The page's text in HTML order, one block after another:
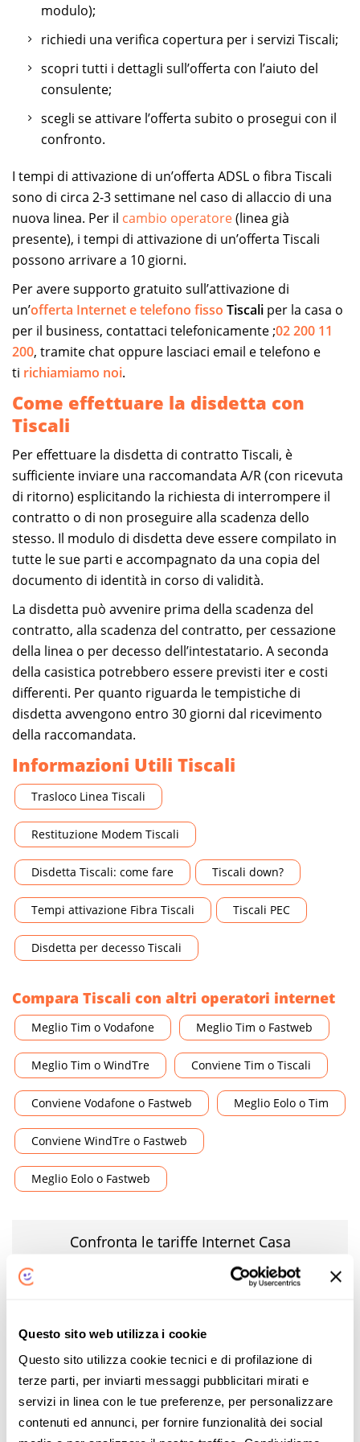
Questo sito web utilizza i cookie
Questo sito utilizza cookie tecnici e di profilazione di
terze parti, per inviarti messaggi pubblicitari mirati e
servizi in linea con le tue preferenze, per personalizzare
contenuti ed annunci, per fornire funzionalità dei social
modulo);
richiedi una verifica copertura per i servizi Tiscali;
scopri tutti i dettagli sull’offerta con l’aiuto del
consulente;
scegli se attivare l’offerta subito o prosegui con il
confronto.
I tempi di attivazione di un’offerta ADSL o fibra Tiscali
sono di circa 2-3 settimane nel caso di allaccio di una
nuova linea. Per il cambio operatore(linea già
presente), i tempi di attivazione di un’offerta Tiscali
possono arrivare a 10 giorni.
Per avere supporto gratuito sull’attivazione di
un’offerta Internet e telefono fisso Tiscali per la casa o
per il business, contattaci telefonicamente ;02 200 11
200, tramite chat oppure lasciaci email e telefono e
ti richiamiamo noi.
Come effettuare la disdetta con
Tiscali
Per effettuare la disdetta di contratto Tiscali, è
sufficiente inviare una raccomandata A/R (con ricevuta
di ritorno) esplicitando la richiesta di interrompere il
contratto o di non proseguire alla scadenza dello
stesso. Il modulo di disdetta deve essere compilato in
tutte le sue parti e accompagnato da una copia del
documento di identità in corso di validità.
La disdetta può avvenire prima della scadenza del
contratto, alla scadenza del contratto, per cessazione
della linea o per decesso dell’intestatario. A seconda
della casistica potrebbero essere previsti iter e costi
differenti. Per quanto riguarda le tempistiche di
disdetta avvengono entro 30 giorni dal ricevimento
della raccomandata.
Informazioni Utili Tiscali
Trasloco Linea Tiscali
Restituzione Modem Tiscali
Disdetta Tiscali: come fare Tiscali down?
Tempi attivazione Fibra Tiscali Tiscali PEC
Disdetta per decesso Tiscali
Compara Tiscali con altri operatori internet
Meglio Tim o Vodafone Meglio Tim o Fastweb
Meglio Tim o WindTre Conviene Tim o Tiscali
Conviene Vodafone o Fastweb Meglio Eolo o Tim
Conviene WindTre o Fastweb
Meglio Eolo o Fastweb
Confronta le tariffe Internet Casa
Offerte degli operatori